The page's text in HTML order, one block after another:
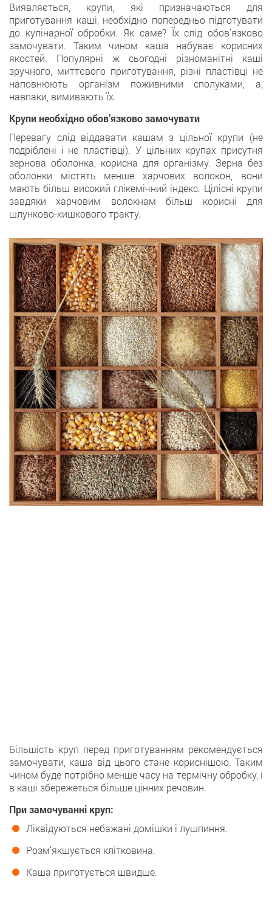
Виявляється, крупи, які призначаються для
приготування каші, необхідно попередньо підготувати
до кулінарної обробки. Як саме? Їх слід обов’язково
замочувати. Таким чином каша набуває корисних
якостей. Популярні ж сьогодні різноманітні каші
зручного, миттєвого приготування, різні пластівці не
наповнюють організм поживними сполуками, а,
навпаки, вимивають їх.
Крупи необхідно обов’язково замочувати
Перевагу слід віддавати кашам з цільної крупи (не
подріблені і не пластівці). У цільних крупах присутня
зернова оболонка, корисна для організму. Зерна без
оболонки містять менше харчових волокон, вони
мають більш високий глікемічний індекс. Цілісні крупи
завдяки харчовим волокнам більш корисні для
шлунково-кишкового тракту.
Більшість круп перед приготуванням рекомендується
замочувати, каша від цього стане кориснішою. Таким
чином буде потрібно менше часу на термічну обробку, і
в каші збережеться більше цінних речовин.
При замочуванні круп:
Ліквідуються небажані домішки і лушпиння.
Розм’якшується клітковина.
Каша приготується швидше.